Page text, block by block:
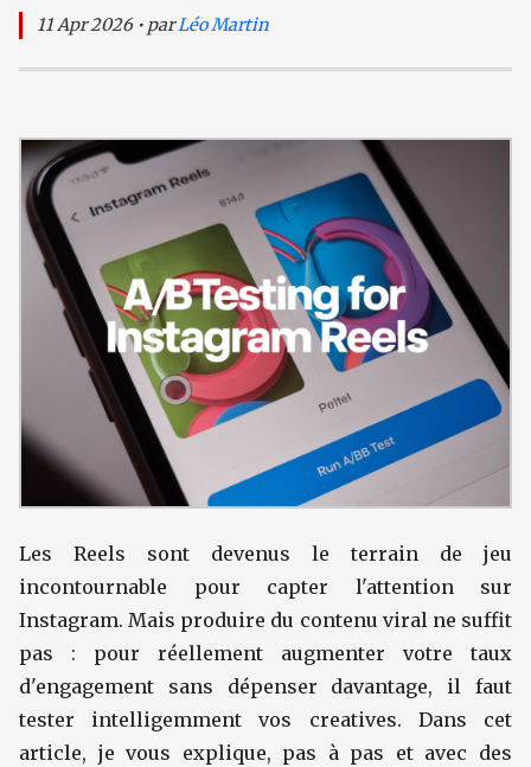
11 Apr 2026 • parLéo Martin
Les Reels sont devenus le terrain de jeu
incontournable pour capter l'attention sur
Instagram. Mais produire du contenu viral ne suffit
pas : pour réellement augmenter votre taux
d'engagement sans dépenser davantage, il faut
tester intelligemment vos creatives. Dans cet
article, je vous explique, pas à pas et avec des